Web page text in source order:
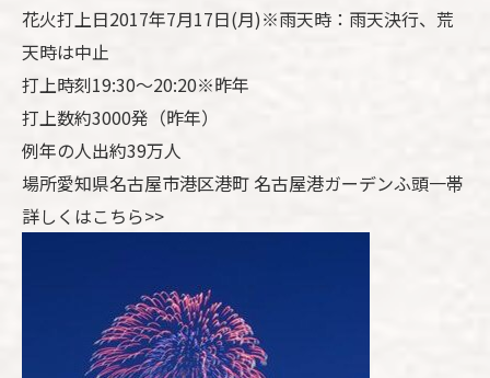
花火打上日2017年7月17日(月)※雨天時：雨天決行、荒
天時は中止
打上時刻19:30～20:20※昨年
打上数約3000発（昨年）
例年の人出約39万人
場所愛知県名古屋市港区港町 名古屋港ガーデンふ頭一帯
詳しくはこちら>>